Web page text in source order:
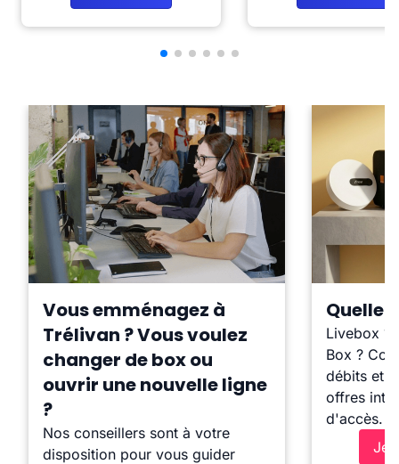
Vous emménagez à
Trélivan ? Vous voulez
changer de box ou
ouvrir une nouvelle ligne
?
Nos conseillers sont à votre
disposition pour vous guider
Quelle
Livebox ?
Box ?
débits et
offres
d'accès.
Je